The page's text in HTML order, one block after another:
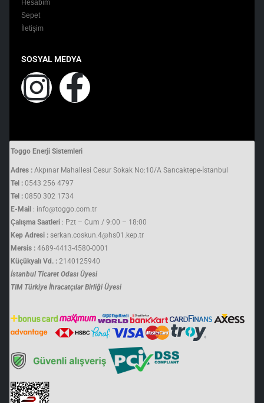
Hesabım
Sepet
İletişim
SOSYAL MEDYA
Toggo Enerji Sistemleri
Adres : Akpınar Mahallesi Cesur Sokak No:10/A Sancaktepe-İstanbul
Tel : 0543 256 4797
Tel : 0850 302 1734
E-Mail : info@toggo.com.tr
Çalışma Saatleri : Pzt – Cum / 9:00 – 18:00
Kep Adresi : serkan.coskun.4@hs01.kep.tr
Mersis : 4689-4413-4580-0001
Küçükyalı Vd. : 2140125940
İstanbul Ticaret Odası Üyesi
TIM Türkiye İhracatçılar Birliği Üyesi